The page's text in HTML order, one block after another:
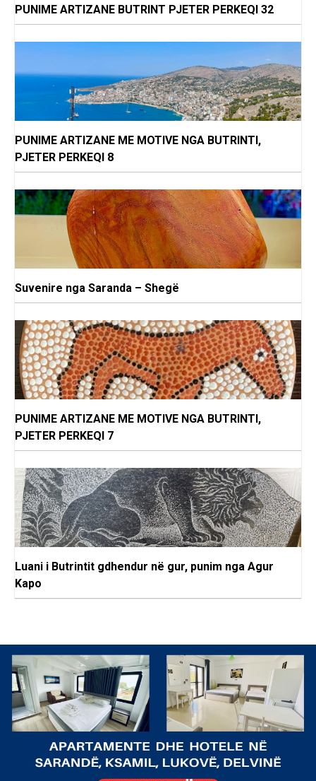
PUNIME ARTIZANE BUTRINT PJETER PERKEQI 32
PUNIME ARTIZANE ME MOTIVE NGA BUTRINTI,
PJETER PERKEQI 8
Suvenire nga Saranda – Shegë
PUNIME ARTIZANE ME MOTIVE NGA BUTRINTI,
PJETER PERKEQI 7
Luani i Butrintit gdhendur në gur, punim nga Agur
Kapo